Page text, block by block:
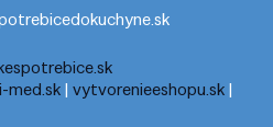
med.sk|vytvorenieeshopu.sk|